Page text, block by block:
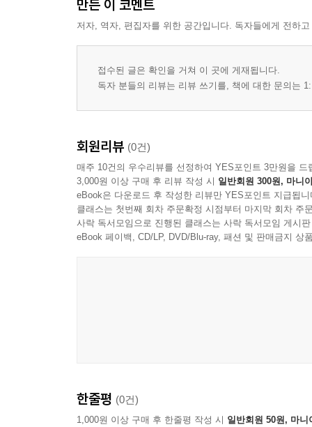
만든 이 코멘트
저자, 역자, 편집자를 위한 공간입니다. 독자들에게 전하
접수된 글은 확인을 거쳐 이 곳에 게재됩니다.
독자 분들의 리뷰는 리뷰 쓰기를, 책에 대한 문의는
회원리뷰 (0건)
매주 10건의 우수리뷰를 선정하여 YES포인트 3만원을 드
3,000원 이상 구매 후 리뷰 작성 시 일반회원 300원, 마니
eBook은 다운로드 후 작성한 리뷰만 YES포인트 지급됩니
클래스는 첫번째 회차 주문확정 시점부터 마지막 회차 주
사락 독서모임으로 진행된 클래스는 사락 독서모임 게시
eBook 페이백, CD/LP, DVD/Blu-ray, 패션 및 판매금지 상
한줄평 (0건)
1,000원 이상 구매 후 한줄평 작성 시 일반회원 50원, 마니